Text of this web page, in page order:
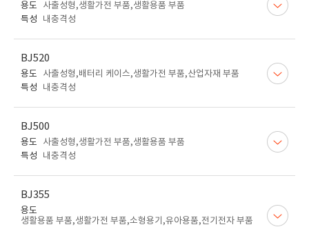
용도
사출성형,생활가전 부품,생활용품 부품
특성
내충격성
BJ520
용도
사출성형,배터리 케이스,생활가전 부품,산업자재 부품
특성
내충격성
BJ500
용도
사출성형,생활가전 부품,생활용품 부품
특성
내충격성
BJ355
용도
생활용품 부품,생활가전 부품,소형용기,유아용품,전기전자 부품